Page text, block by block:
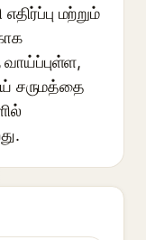
மற்றும்
வாய்ப்புள்ள,
சருமத்தை